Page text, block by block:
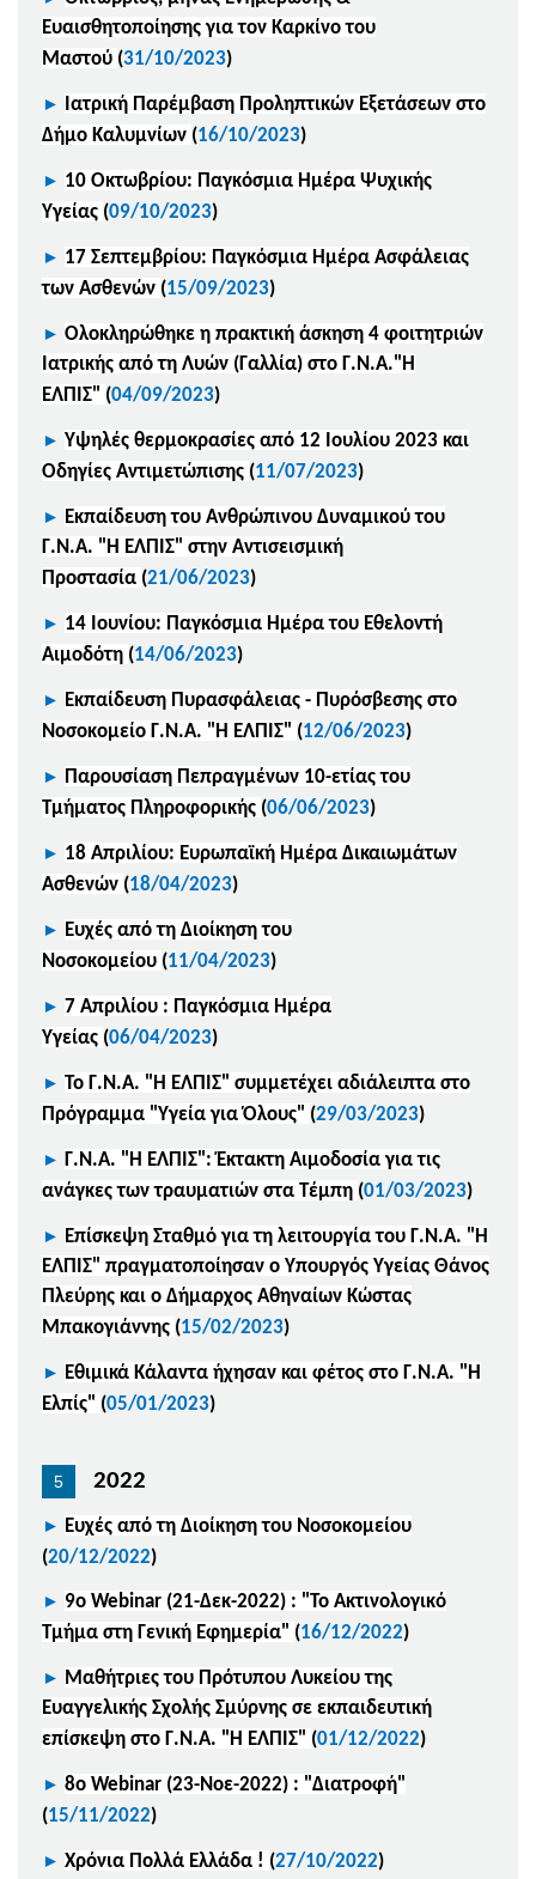
Ευαισθητοποίησης για τον Καρκίνο του
Μαστού (31/10/2023)
►
Ιατρική Παρέμβαση Προληπτικών Εξετάσεων στο
Δήμο Καλυμνίων (16/10/2023)
► 10 Οκτωβρίου: Παγκόσμια Ημέρα Ψυχικής
Υγείας (09/10/2023)
► 17 Σεπτεμβρίου: Παγκόσμια Ημέρα Ασφάλειας
των Ασθενών (15/09/2023)
► Ολοκληρώθηκε η πρακτική άσκηση 4 φοιτητριών
Ιατρικής από τη Λυών (Γαλλία) στο Γ.Ν.Α."Η
ΕΛΠΙΣ" (04/09/2023)
► Υψηλές θερμοκρασίες από 12 Ιουλίου 2023 και
Οδηγίες Αντιμετώπισης (11/07/2023)
►
Εκπαίδευση του Ανθρώπινου Δυναμικού του
Γ.Ν.Α. "Η ΕΛΠΙΣ" στην Αντισεισμική
Προστασία (21/06/2023)
► 14 Ιουνίου: Παγκόσμια Ημέρα του Εθελοντή
Αιμοδότη (14/06/2023)
►
Εκπαίδευση Πυρασφάλειας - Πυρόσβεσης στο
Νοσοκομείο Γ.Ν.Α. "Η ΕΛΠΙΣ" (12/06/2023)
►
Παρουσίαση Πεπραγμένων 10-ετίας του
Τμήματος Πληροφορικής (06/06/2023)
► 18 Απριλίου: Ευρωπαϊκή Ημέρα Δικαιωμάτων
Ασθενών (18/04/2023)
►
Ευχές από τη Διοίκηση του
Νοσοκομείου (11/04/2023)
► 7 Απριλίου : Παγκόσμια Ημέρα
Υγείας (06/04/2023)
► Το Γ.Ν.Α. "Η ΕΛΠΙΣ" συμμετέχει αδιάλειπτα στο
Πρόγραμμα "Υγεία για Όλους" (29/03/2023)
►
Γ.Ν.Α. "Η ΕΛΠΙΣ": Έκτακτη Αιμοδοσία για τις
ανάγκες των τραυματιών στα Τέμπη (01/03/2023)
►
Επίσκεψη Σταθμό για τη λειτουργία του Γ.Ν.Α. "Η
ΕΛΠΙΣ" πραγματοποίησαν ο Υπουργός Υγείας Θάνος
Πλεύρης και ο Δήμαρχος Αθηναίων Κώστας
Μπακογιάννης (15/02/2023)
►
Εθιμικά Κάλαντα ήχησαν και φέτος στο Γ.Ν.Α. "Η
Ελπίς" (05/01/2023)
2022
►
Ευχές από τη Διοίκηση του Νοσοκομείου
(20/12/2022)
► 9ο Webinar (21-Δεκ-2022) : "Το Ακτινολογικό
Τμήμα στη Γενική Εφημερία" (16/12/2022)
►
Μαθήτριες του Πρότυπου Λυκείου της
Ευαγγελικής Σχολής Σμύρνης σε εκπαιδευτική
επίσκεψη στο Γ.Ν.Α. "Η ΕΛΠΙΣ" (01/12/2022)
► 8ο Webinar (23-Νοε-2022) : "Διατροφή"
(15/11/2022)
► Χρόνια Πολλά Ελλάδα ! (27/10/2022)